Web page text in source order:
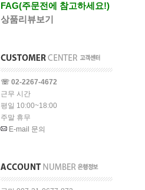
FAG(주문전에 참고하세요!)
상품리뷰보기
☏ 02-2267-4672
근무 시간
평일 10:00~18:00
주말 휴무
E-mail 문의